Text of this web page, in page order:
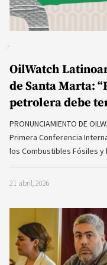
OilWatch
de Santa Marta:
petrolera debe
PRONUNCIAMIENTO DE
Primera Conferencia
los Combustibles Fósiles
21 abril, 2026